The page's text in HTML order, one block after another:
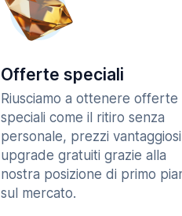
Offerte speciali
Riusciamo a ottenere offerte
speciali come il ritiro senza
personale, prezzi
upgrade gratuiti grazie alla
nostra posizione di primo
sul mercato.